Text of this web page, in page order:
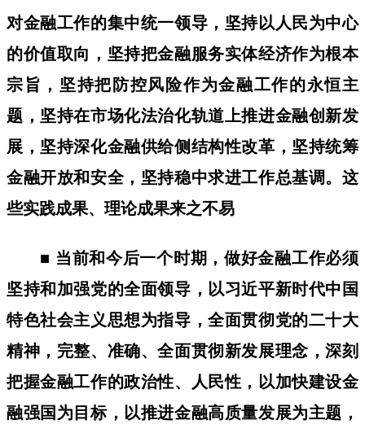
对金融工作的集中统一领导，坚持以人民为中心
的价值取向，坚持把金融服务实体经济作为根本
宗旨，坚持把防控风险作为金融工作的永恒主
题，坚持在市场化法治化轨道上推进金融创新发
展，坚持深化金融供给侧结构性改革，坚持统筹
金融开放和安全，坚持稳中求进工作总基调。这
些实践成果、理论成果来之不易
■ 当前和今后一个时期，做好金融工作必须
坚持和加强党的全面领导，以习近平新时代中国
特色社会主义思想为指导，全面贯彻党的二十大
精神，完整、准确、全面贯彻新发展理念，深刻
把握金融工作的政治性、人民性，以加快建设金
融强国为目标，以推进金融高质量发展为主题，